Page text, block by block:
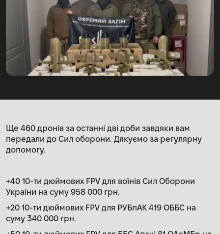
Ще 460 дронів за останні дві доби завдяки вам
передали до Сил оборони. Дякуємо за регулярну
допомогу.
+40 10-ти дюймових FPV для воїнів Сил Оборони
України на суму 958 000 грн.
+20 10-ти дюймових FPV для РУБпАК 419 ОББС на
суму 340 000 грн.